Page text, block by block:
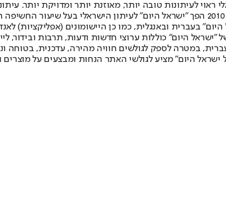
לעיתונות טובה יותר, מאוזנת יותר ומדויקת יותר.
תשלום. המהדורה המודפסת הראשונה פורסמה ב-30 ביולי 2007, וב-2010 הפך "ישראל
"ישראל היום" כוללות ערוצי חדשות ודעות, תרבות ובידור,
בעברית, במטרה לספק לגולשים חוויה מהירה, עדכנית,
היום" מציע לגולשי האתר הנחות ומבצעים על